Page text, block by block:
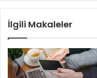
İlgili Makaleler